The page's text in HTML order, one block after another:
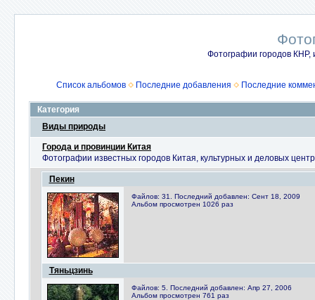
Фотографии городов КНР,
Список альбомов Последние добавления Последние
Категория
Виды природы
Города и провинции Китая
Фотографии известных городов Китая, культурных и деловых
Пекин
Файлов: 31. Последний добавлен: Сент 18, 2009
Альбом просмотрен 1026 раз
Тяньцзинь
Файлов: 5. Последний добавлен: Апр 27, 2006
Альбом просмотрен 761 раз